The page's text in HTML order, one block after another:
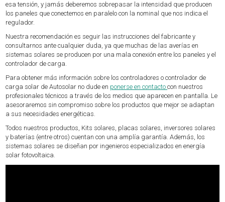
esa tensión, y jamás deberemos sobrepasar la intensidad que producen
los paneles que conectemos en paralelo con la nominal que nos indica el
regulador.
Nuestra recomendación es seguir las instrucciones del fabricante y
consultarnos ante cualquier duda, ya que muchas de las averías en
sistemas solares se producen por una mala conexión entre los paneles y el
controlador de carga.
Para obtener más información sobre los controladores o controlador de
carga solar de Autosolar no dude en ponerse en contactocon nuestros
profesionales técnicos a través de los medios que aparecen en pantalla. Le
asesoraremos sin compromiso sobre los productos que mejor se adaptan
a sus necesidades energéticas.
Todos nuestros productos, Kits solares, placas solares, inversores solares
y baterías (entre otros) cuentan con una amplía garantía. Además, los
sistemas solares se diseñan por ingenieros especializados en energía
solar fotovoltaica.